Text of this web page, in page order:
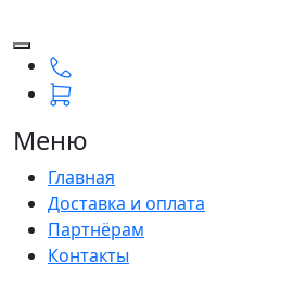
Меню
Главная
Доставка и оплата
Партнёрам
Контакты